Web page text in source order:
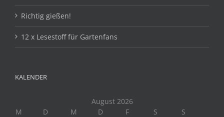
Richtig gießen!
12 x Lesestoff für Gartenfans
KALENDER
August 2026
M
D M D F S
S